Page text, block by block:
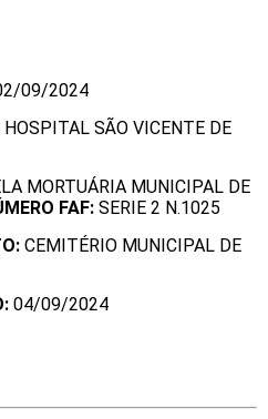
09/2024
HOSPITAL SÃO VICENTE DE
MORTUÁRIA MUNICIPAL DE
FAF: SERIE 2 N.1025
CEMITÉRIO MUNICIPAL DE
04/09/2024